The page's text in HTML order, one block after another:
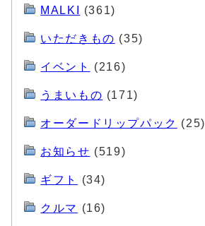
MALKI (361)
いただきもの (35)
イベント (216)
うまいもの (171)
オーダードリップパック (25)
お知らせ (519)
ギフト (34)
クルマ (16)